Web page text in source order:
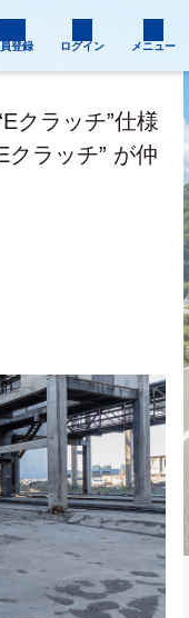
登録 ログイン メニュー
クラッチ”仕様
クラッチ” が仲